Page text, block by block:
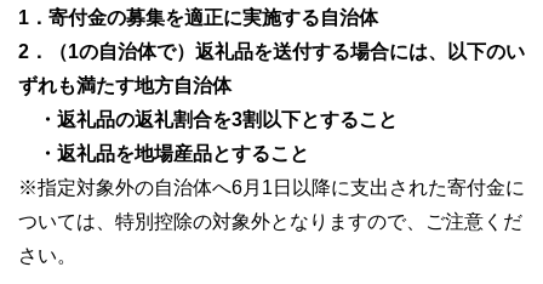
1．寄付金の募集を適正に実施する自治体
2．（1の自治体で）返礼品を送付する場合には、以下のい
ずれも満たす地方自治体
・返礼品の返礼割合を3割以下とすること
・返礼品を地場産品とすること
※指定対象外の自治体へ6月1日以降に支出された寄付金に
ついては、特別控除の対象外となりますので、ご注意くだ
さい。